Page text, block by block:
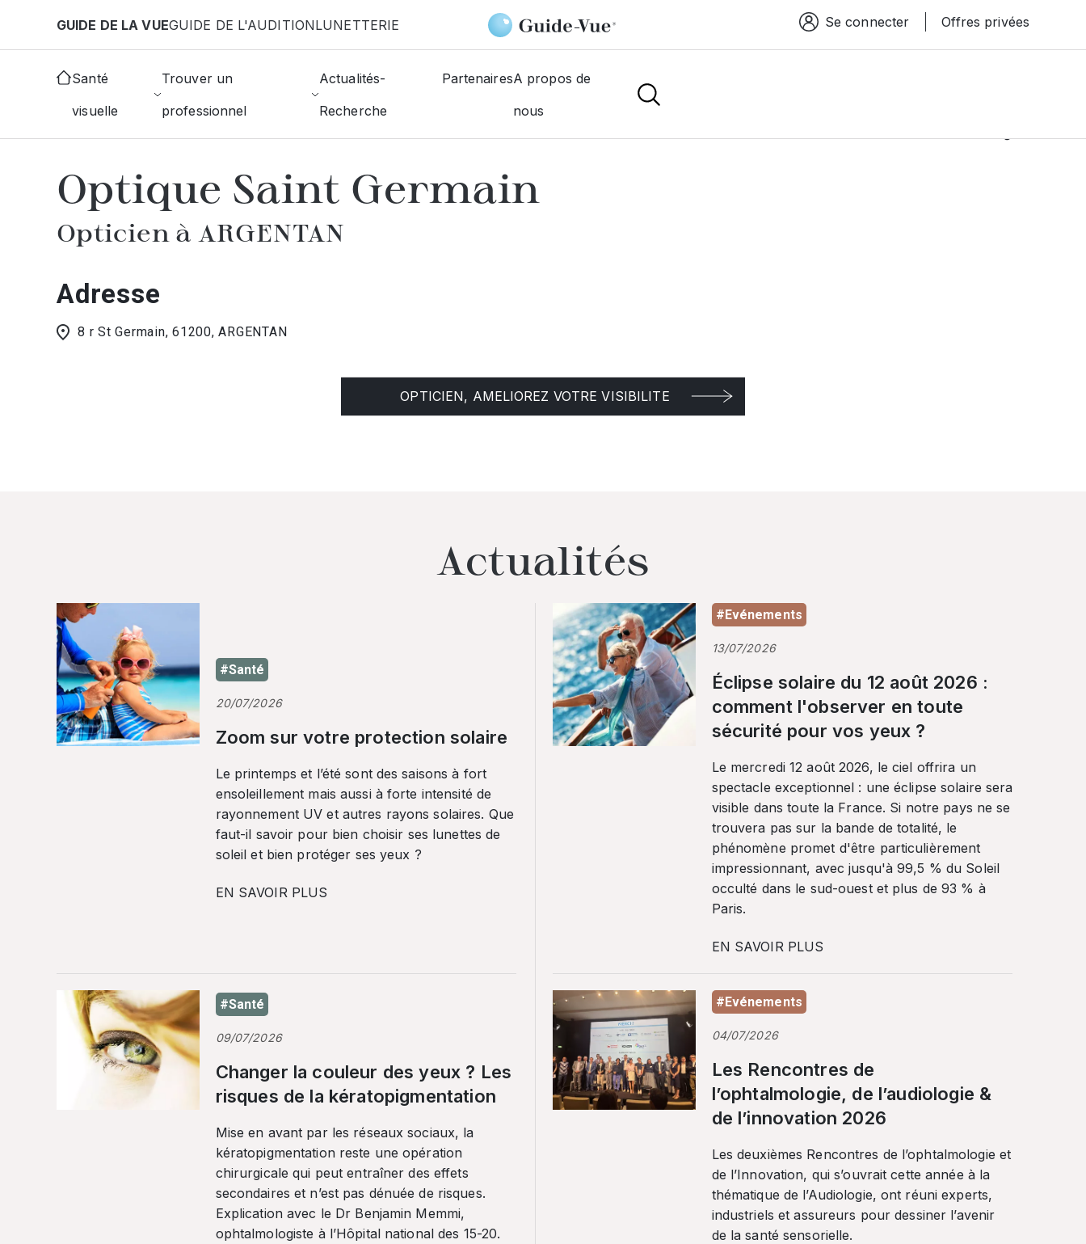
GUIDE DE LA VUEGUIDE DE L'AUDITIONLUNETTERIE Espace connexion
Se connecter Offres privées
Santé
visuelle
Trouver un
professionnel
Actualités-
Recherche
PartenairesA propos de
nous
Accueil Choisir mon opticien Argentan Optique Saint Germain
Optique Saint Germain
Opticien à ARGENTAN
Adresse
8 r St Germain, 61200, ARGENTAN
OPTICIEN, AMELIOREZ VOTRE VISIBILITE
Actualités
#Santé
20/07/2026
Zoom sur votre protection solaire
Le printemps et l’été sont des saisons à fort
ensoleillement mais aussi à forte intensité de
rayonnement UV et autres rayons solaires. Que
faut-il savoir pour bien choisir ses lunettes de
soleil et bien protéger ses yeux ?
EN SAVOIR PLUS
#Evénements
13/07/2026
Éclipse solaire du 12 août 2026 :
comment l'observer en toute
sécurité pour vos yeux ?
Le mercredi 12 août 2026, le ciel offrira un
spectacle exceptionnel : une éclipse solaire sera
visible dans toute la France. Si notre pays ne se
trouvera pas sur la bande de totalité, le
phénomène promet d'être particulièrement
impressionnant, avec jusqu'à 99,5 % du Soleil
occulté dans le sud-ouest et plus de 93 % à
Paris.
EN SAVOIR PLUS
#Santé
09/07/2026
Changer la couleur des yeux ? Les
risques de la kératopigmentation
Mise en avant par les réseaux sociaux, la
kératopigmentation reste une opération
chirurgicale qui peut entraîner des effets
secondaires et n’est pas dénuée de risques.
Explication avec le Dr Benjamin Memmi,
ophtalmologiste à l’Hôpital national des 15-20.
#Evénements
04/07/2026
Les Rencontres de
l’ophtalmologie, de l’audiologie &
de l’innovation 2026
Les deuxièmes Rencontres de l’ophtalmologie et
de l’Innovation, qui s’ouvrait cette année à la
thématique de l’Audiologie, ont réuni experts,
industriels et assureurs pour dessiner l’avenir
de la santé sensorielle.